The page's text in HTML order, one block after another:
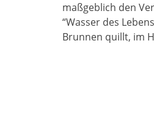
maßgeblich den
“Wasser des
Brunnen quillt, im